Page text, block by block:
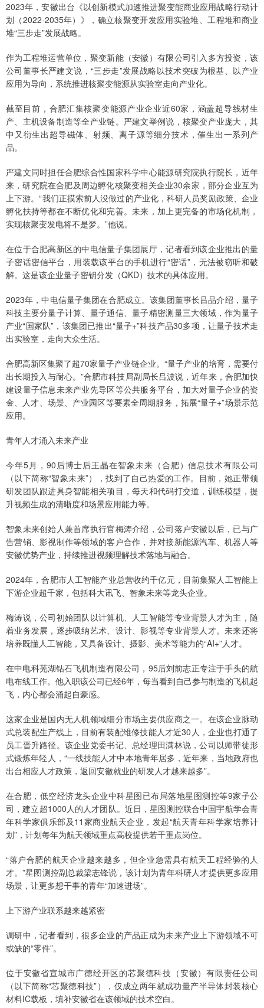
2023年，安徽出台《以创新模式加速推进聚变能商业应用战略行动计
划（2022-2035年）》，确立核聚变开发应用实验堆、工程堆和商业
堆“三步走”发展战略。
作为工程堆运营单位，聚变新能（安徽）有限公司引入多方投资，该
公司董事长严建文说，“三步走”发展战略以技术突破为根基、以产业
应用为导向，系统推进核聚变能源从实验室走向产业化。
截至目前，合肥汇集核聚变能源产业企业近60家，涵盖超导线材生
产、主机设备制造等全产业链。严建文举例说，核聚变产业庞大，其
中又衍生出超导磁体、射频、离子源等细分技术，催生出一系列产
品。
严建文同时担任合肥综合性国家科学中心能源研究院执行院长，近年
来，研究院在合肥及周边孵化核聚变相关企业30余家，部分企业互为
上下游。“我们正摸索前人没做过的产业化，科研人员奖励政策、企业
孵化扶持等都在不断优化和完善。未来，加上更完备的市场化机制，
实现核聚变发电将不是梦。”他说。
在位于合肥高新区的中电信量子集团展厅，记者看到该企业推出的量
子密话密信平台，用装载该平台的手机进行“密话”，无法被窃听和破
解。这是该企业量子密钥分发（QKD）技术的具体应用。
2023年，中电信量子集团在合肥成立。该集团董事长吕品介绍，量子
科技主要分量子计算、量子通信、量子精密测量三大领域，作为量子
产业“国家队”，该集团已推出“量子+”科技产品30多项，让量子技术走
出实验室，走向大众生活。
合肥高新区集聚了超70家量子产业链企业。“量子产业的培育，需要付
出长期投入与耐心。”合肥市科技局副局长吕波说，近年来，合肥加快
建设量子信息未来产业先导区等公共服务平台，加大对量子企业的资
金、人才、场景、产业园区等要素全周期服务，拓展“量子+”场景示范
应用。
青年人才涌入未来产业
今年5月，90后博士后王晶在智象未来（合肥）信息技术有限公司
（以下简称“智象未来”），找到了自己热爱的工作。目前，她正带领
研发团队跟进具身智能相关项目，每天和代码打交道，训练模型，提
升视频生成的清晰度和场景应用能力等。
智象未来创始人兼首席执行官梅涛介绍，公司落户安徽以后，已与广
告营销、影视制作等领域的客户合作，并对接新能源汽车、机器人等
安徽优势产业，持续推进视频理解技术落地与融合。
2024年，合肥市人工智能产业总营收约千亿元，目前集聚人工智能上
下游企业超千家，包括科大讯飞、智象未来等龙头企业。
梅涛说，公司初始团队以计算机、人工智能等专业背景人才为主，随
着业务发展，逐步吸纳艺术、设计、影视等专业背景人才。未来还将
培养既懂人工智能，又具备设计、摄影、美术等能力的“AI+”人才。
在中电科芜湖钻石飞机制造有限公司，95后刘前志正专注于手头的航
电布线工作。他入职该公司已经6年，每当看到自己参与制造的飞机起
飞，内心都会涌起自豪感。
这家企业是国内无人机领域细分市场主要供应商之一。在该企业脉动
式总装配生产线上，目前有装配维修技能人才近30人，企业也打通了
员工晋升路径。该企业党委书记、总经理田满林说，公司以师带徒形
式锻炼年轻人，“一线技能人才中本地青年居多，近年来，当地政府也
出台相应人才政策，返回安徽就业的研发人才越来越多”。
在合肥，低空经济龙头企业中科星图已布局落地星图测控等9家子公
司，建立超1000人的人才团队。近日，星图测控联合中国宇航学会青
年科学家俱乐部及11家商业航天企业，发起“航天青年科学家培养计
划”，计划每年为航天领域重点高校提供若干重点岗位。
“落户合肥的航天企业越来越多，但企业急需具有航天工程经验的人
才。”星图测控副总裁梁志锋说，该计划为青年科研人才提供更多应用
场景，让更多想干事的青年“加速进场”。
上下游产业联系越来越紧密
调研中，记者看到，很多企业的产品正成为未来产业上下游领域不可
或缺的“零件”。
位于安徽省宣城市广德经开区的芯聚德科技（安徽）有限责任公司
（以下简称“芯聚德科技”），仅成立两年就成功量产半导体封装核心
材料IC载板，填补安徽省在该领域的技术空白。